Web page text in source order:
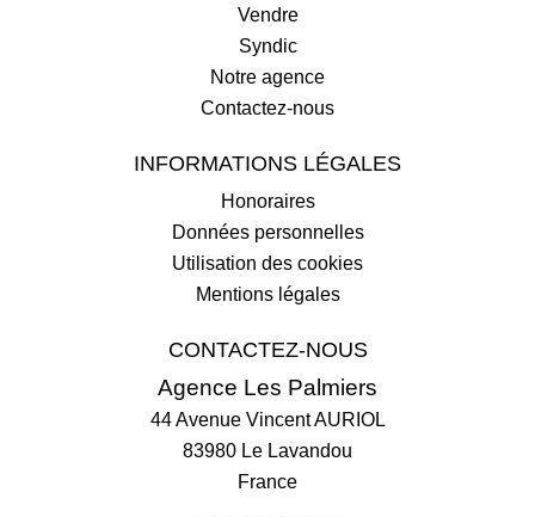
Vendre
Syndic
Notre agence
Contactez-nous
INFORMATIONS LÉGALES
Honoraires
Données personnelles
Utilisation des cookies
Mentions légales
CONTACTEZ-NOUS
Agence Les Palmiers
44 Avenue Vincent AURIOL
83980 Le Lavandou
France